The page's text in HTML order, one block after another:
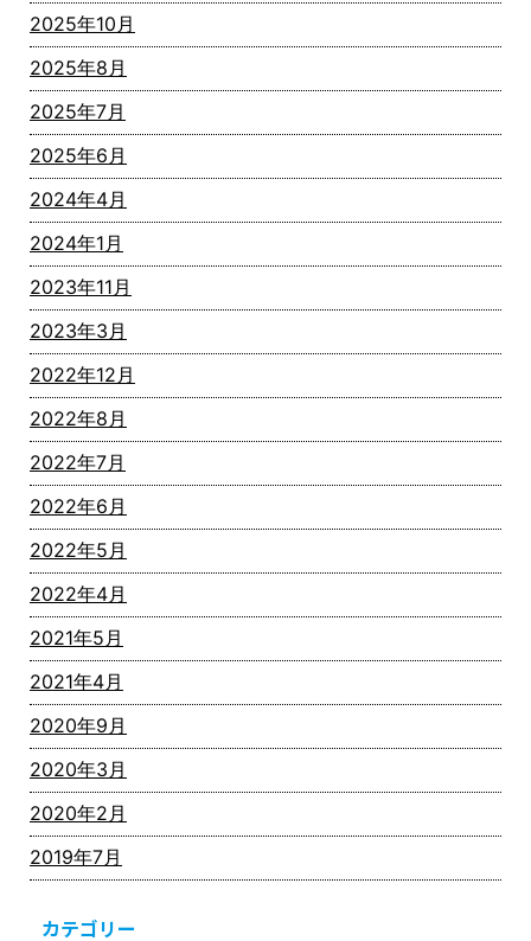
2025年10月
2025年8月
2025年7月
2025年6月
2024年4月
2024年1月
2023年11月
2023年3月
2022年12月
2022年8月
2022年7月
2022年6月
2022年5月
2022年4月
2021年5月
2021年4月
2020年9月
2020年3月
2020年2月
2019年7月
カテゴリー